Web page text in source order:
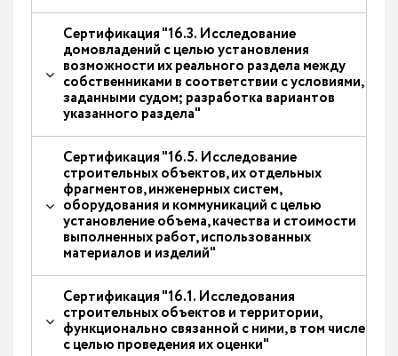
Сертификация "16.3. Исследование
домовладений с целью установления
возможности их реального раздела между
собственниками в соответствии с условиями,
заданными судом; разработка вариантов
указанного раздела"
Сертификация "16.5. Исследование
строительных объектов, их отдельных
фрагментов, инженерных систем,
оборудования и коммуникаций с целью
установление объема, качества и стоимости
выполненных работ, использованных
материалов и изделий"
Сертификация "16.1. Исследования
строительных объектов и территории,
функционально связанной с ними, в том числе
с целью проведения их оценки"